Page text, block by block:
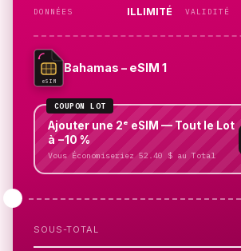
DONNÉES ILLIMITÉ VALIDITÉ
eSIM
Bahamas – eSIM 1
COUPON LOT
Ajouter une 2ᵉ eSIM — Tout le Lot
à −10 %
Vous Économiseriez 52.40 $ au Total
SOUS-TOTAL